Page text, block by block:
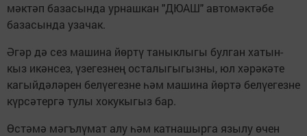
мәктәп базасында урнашкан "ДЮАШ" автомәктәбе
базасында узачак.
Әгәр дә сез машина йөртү таныклыгы булган хатын-
кыз икәнсез, үзегезнең осталыгыгызны, юл хәрәкәте
кагыйдәләрен белүегезне һәм машина йөртә белүегезне
күрсәтергә тулы хокукыгыз бар.
Өстәмә мәгълүмат алу һәм катнашырга язылу өчен